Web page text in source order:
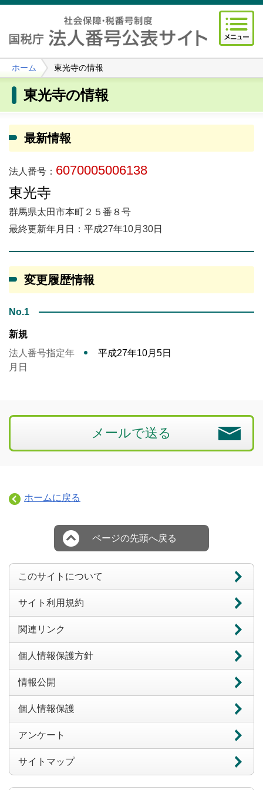
ホーム 東光寺の情報
東光寺の情報
最新情報
法人番号： 6070005006138
東光寺
群馬県太田市本町２５番８号
最終更新年月日：平成27年10月30日
変更履歴情報
No.1
新規
法人番号指定年
月日
平成27年10月5日
メールで送る
ホームに戻る
ページの先頭へ戻る
このサイトについて
サイト利用規約
関連リンク
個人情報保護方針
情報公開
個人情報保護
アンケート
サイトマップ